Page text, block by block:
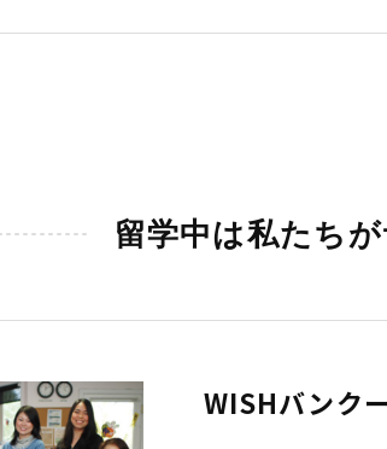
留学中は私たち
WISHバンク